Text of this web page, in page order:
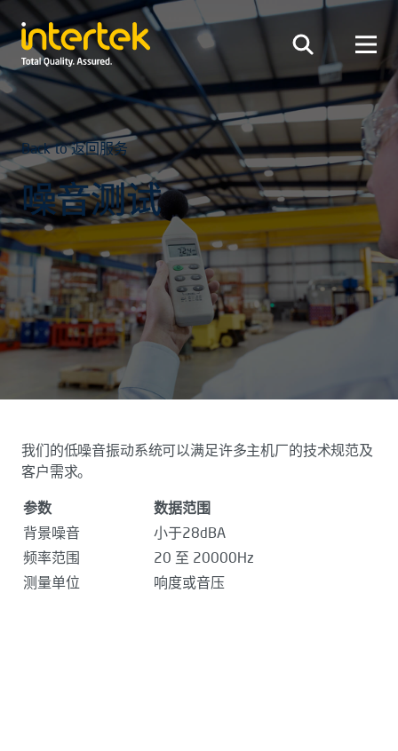
Back to 返回服务
噪音测试
我们的低噪音振动系统可以满足许多主机厂的技术规范及
客户需求。
参数
数据范围
背景噪音
小于28dBA
频率范围
20 至 20000Hz
测量单位
响度或音压